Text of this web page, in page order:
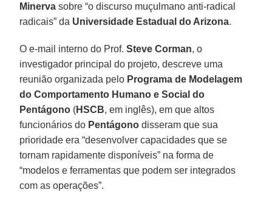
Minerva sobre “o discurso muçulmano anti-radical
radicais” da Universidade Estadual do Arizona.
O e-mail interno do Prof.Steve Corman, o
investigador principal do projeto, descreve uma
reunião organizada pelo Programa de Modelagem
do Comportamento Humano e Social do
Pentágono (HSCB, em inglês), em que altos
funcionários do Pentágono disseram que sua
prioridade era “desenvolver capacidades que se
tornam rapidamente disponíveis” na forma de
“modelos e ferramentas que podem ser integrados
com as operações”.